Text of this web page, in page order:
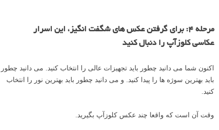
مرحله ۴: برای گرفتن عکس های شگفت انگیز، این اسرار
عکاسی کلوزآپ را دنبال کنید
اکنون شما می دانید چطور باید تجهیزات عالی را انتخاب کنید. می دانید چطور
باید بهترین سوژه ها را پیدا کنید. و می دانید چطور باید بهترین نور را انتخاب
کنید.
وقت آن است که واقعا چند عکس کلوزآپ بگیرید.